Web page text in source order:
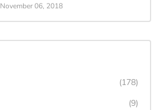
November 06, 2018
(178)
(9)